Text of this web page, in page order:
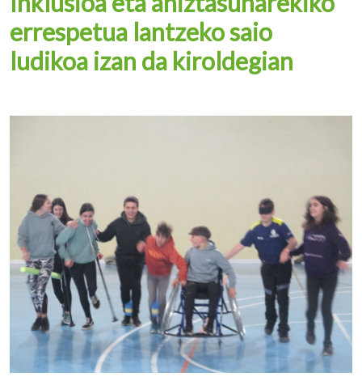
errespetua lantzeko saio
ludikoa izan da kiroldegian